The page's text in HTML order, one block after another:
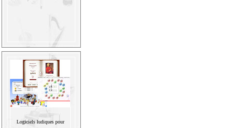
Logiciels ludiques pour